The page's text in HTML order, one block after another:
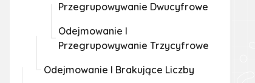
Przegrupowywanie Dwucyfrowe
Odejmowanie I
Przegrupowywanie Trzycyfrowe
Odejmowanie I Brakujące Liczby